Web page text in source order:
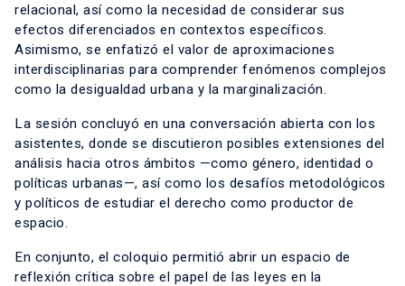
relacional, así como la necesidad de considerar sus
efectos diferenciados en contextos específicos.
Asimismo, se enfatizó el valor de aproximaciones
interdisciplinarias para comprender fenómenos complejos
como la desigualdad urbana y la marginalización.
La sesión concluyó en una conversación abierta con los
asistentes, donde se discutieron posibles extensiones del
análisis hacia otros ámbitos —como género, identidad o
políticas urbanas—, así como los desafíos metodológicos
y políticos de estudiar el derecho como productor de
espacio.
En conjunto, el coloquio permitió abrir un espacio de
reflexión crítica sobre el papel de las leyes en la